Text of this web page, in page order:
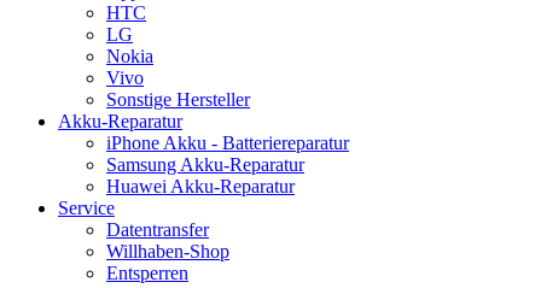
HTC
LG
Nokia
Vivo
Sonstige Hersteller
Akku-Reparatur
iPhone Akku - Batteriereparatur
Samsung Akku-Reparatur
Huawei Akku-Reparatur
Service
Datentransfer
Willhaben-Shop
Entsperren